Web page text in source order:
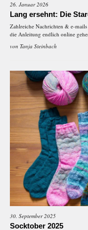
26. Januar 2026
Lang ersehnt: Die
Zahlreiche Nachrichten & e-
die Anleitung endlich online
von Tanja Steinbach
30. September 2025
Socktober 2025